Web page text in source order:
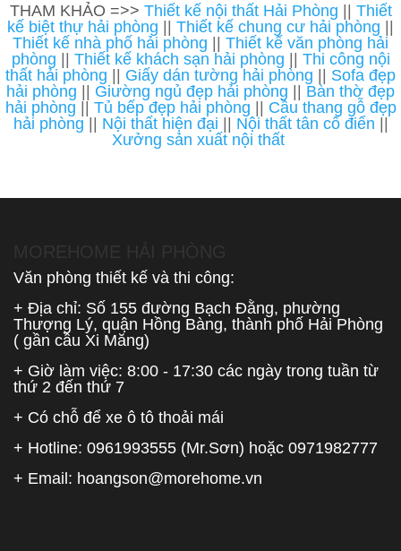
THAM KHẢO =>> Thiết kế nội thất Hải Phòng || Thiết
kế biệt thự hải phòng || Thiết kế chung cư hải phòng ||
Thiết kế nhà phố hải phòng || Thiết kế văn phòng hải
phòng || Thiết kế khách sạn hải phòng || Thi công nội
thất hải phòng || Giấy dán tường hải phòng || Sofa đẹp
hải phòng || Giường ngủ đẹp hải phòng || Bàn thờ đẹp
hải phòng || Tủ bếp đẹp hải phòng || Cầu thang gỗ đẹp
hải phòng || Nội thất hiện đại || Nội thất tân cổ điển ||
Xưởng sản xuất nội thất
Văn phòng thiết kế và thi công:
+ Địa chỉ: Số 155 đường Bạch Đằng, phường
Thượng Lý, quận Hồng Bàng, thành phố Hải Phòng
( gần cầu Xi Măng)
+ Giờ làm việc: 8:00 - 17:30 các ngày trong tuần từ
thứ 2 đến thứ 7
+ Có chỗ để xe ô tô thoải mái
+ Hotline: 0961993555 (Mr.Sơn) hoặc 0971982777
+ Email: hoangson@morehome.vn